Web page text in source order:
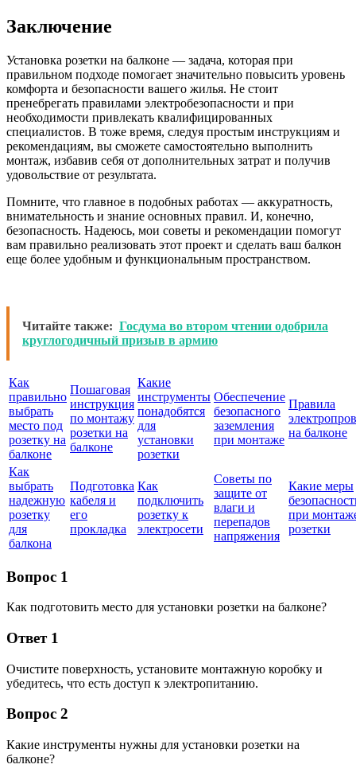
Заключение
Установка розетки на балконе — задача, которая при
правильном подходе помогает значительно повысить уровень
комфорта и безопасности вашего жилья. Не стоит
пренебрегать правилами электробезопасности и при
необходимости привлекать квалифицированных
специалистов. В тоже время, следуя простым инструкциям и
рекомендациям, вы сможете самостоятельно выполнить
монтаж, избавив себя от дополнительных затрат и получив
удовольствие от результата.
Помните, что главное в подобных работах — аккуратность,
внимательность и знание основных правил. И, конечно,
безопасность. Надеюсь, мои советы и рекомендации помогут
вам правильно реализовать этот проект и сделать ваш балкон
еще более удобным и функциональным пространством.
Читайте также: Госдума во втором чтении одобрила
круглогодичный призыв в армию
Как
правильно
выбрать
место под
розетку на
балконе
Пошаговая
инструкция
по монтажу
розетки на
балконе
Какие
инструменты
понадобятся
для
установки
розетки
Обеспечение
безопасного
заземления
при монтаже
Правила
на балконе
Как
выбрать
надежную
розетку
для
балкона
Подготовка
кабеля и
его
прокладка
Как
подключить
розетку к
электросети
Советы по
защите от
влаги и
перепадов
напряжения
Какие меры
при
розетки
Вопрос 1
Как подготовить место для установки розетки на балконе?
Ответ 1
Очистите поверхность, установите монтажную коробку и
убедитесь, что есть доступ к электропитанию.
Вопрос 2
Какие инструменты нужны для установки розетки на
балконе?